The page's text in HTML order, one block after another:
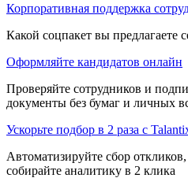
Корпоративная поддержка
Какой соцпакет вы предлагаете
Оформляйте кандидатов онлайн
Проверяйте сотрудников и
документы без бумаг и личных
Ускорьте подбор в 2 раза с
Автоматизируйте сбор
собирайте аналитику в 2 клика